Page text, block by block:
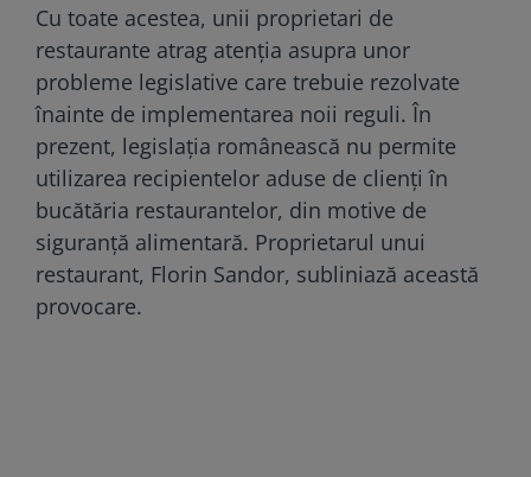
Cu toate acestea, unii proprietari de
restaurante atrag atenția asupra unor
probleme legislative care trebuie rezolvate
înainte de implementarea noii reguli. În
prezent, legislația românească nu permite
utilizarea recipientelor aduse de clienți în
bucătăria restaurantelor, din motive de
siguranță alimentară. Proprietarul unui
restaurant, Florin Sandor, subliniază această
provocare.